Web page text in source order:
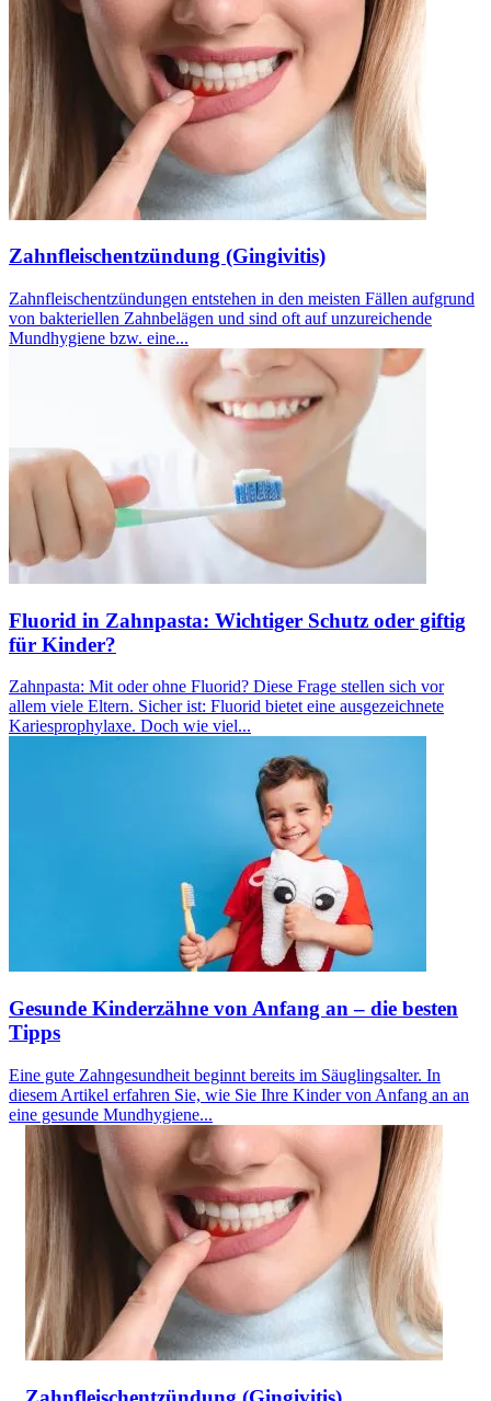
Zahnfleischentzündung (Gingivitis)
Zahnfleischentzündungen entstehen in den meisten Fällen aufgrund
von bakteriellen Zahnbelägen und sind oft auf unzureichende
Mundhygiene bzw. eine...
Fluorid in Zahnpasta: Wichtiger Schutz oder giftig
für Kinder?
Zahnpasta: Mit oder ohne Fluorid? Diese Frage stellen sich vor
allem viele Eltern. Sicher ist: Fluorid bietet eine ausgezeichnete
Kariesprophylaxe. Doch wie viel...
Gesunde Kinderzähne von Anfang an – die besten
Tipps
Eine gute Zahngesundheit beginnt bereits im Säuglingsalter. In
diesem Artikel erfahren Sie, wie Sie Ihre Kinder von Anfang an an
eine gesunde Mundhygiene...